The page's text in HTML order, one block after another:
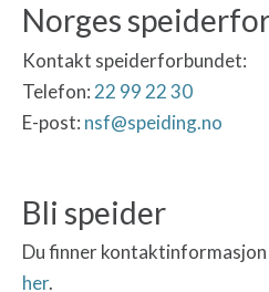
Norges
Kontakt speiderforbundet:
Telefon: 22 99 22 30
E-post: nsf@speiding.no
Bli speider
Du finner
her.